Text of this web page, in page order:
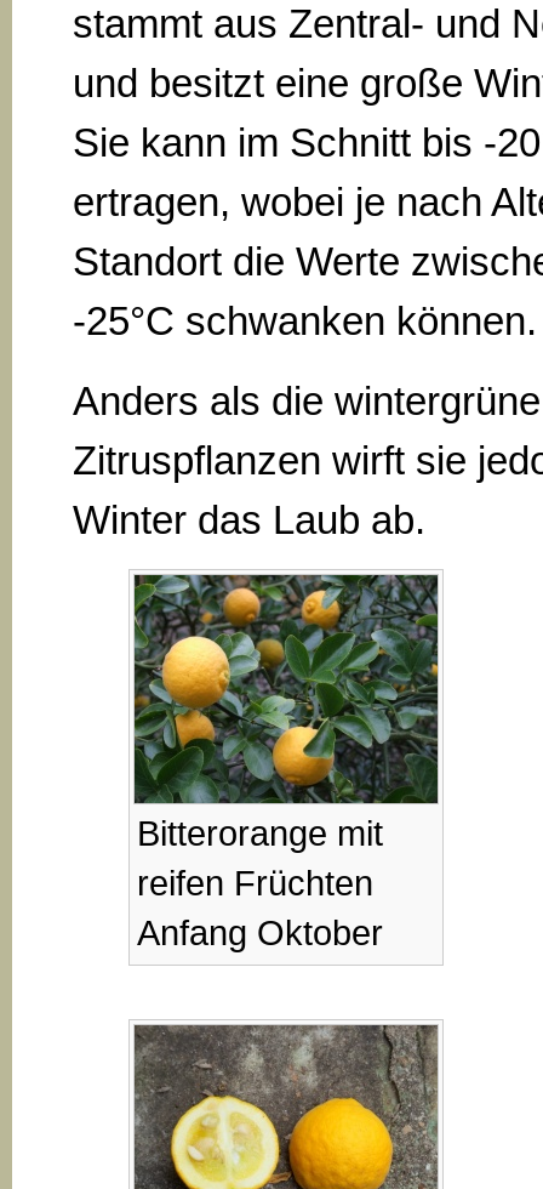
stammt aus Zentral- und
und besitzt eine große
Sie kann im Schnitt bis -
ertragen, wobei je nach
Standort die Werte
-25°C schwanken können.
Anders als die
Zitruspflanzen wirft sie
Winter das Laub ab.
Bitterorange mit
reifen Früchten
Anfang Oktober